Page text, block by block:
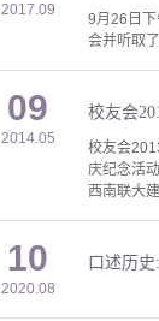
2017.09
9月26日
会并听取
09
2014.05
校友会
校友会
庆纪念活
西南联大
10
2020.08
口述历